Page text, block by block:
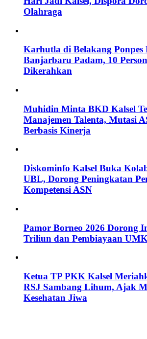
Olahraga
Karhutla di Belakang
Banjarbaru Padam, 10
Dikerahkan
Muhidin Minta BKD Kalsel
Manajemen Talenta, Mutasi
Berbasis Kinerja
Diskominfo Kalsel Buka
UBL, Dorong Peningkatan
Kompetensi ASN
Pamor Borneo 2026 Dorong
Triliun dan Pembiayaan
Ketua TP PKK Kalsel
RSJ Sambang Lihum, Ajak
Kesehatan Jiwa